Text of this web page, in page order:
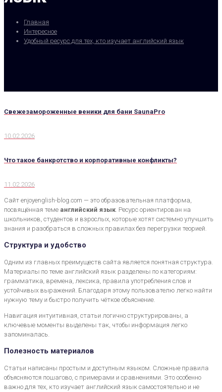
Главная
Интересное
Удобный ресурс для тех, кто изучает английский язык
Свежезамороженные веники для бани SaunaPro
10.02.2026
Что такое банкротство и корпоративные конфликты?
11.02.2026
Сайт enjoyenglish-blog.com — это образовательная платформа,
посвящённая теме английский язык. Ресурс ориентирован на
школьников, студентов и взрослых, которые хотят системно улучшить
знания и разобраться в сложных правилах без перегрузки теорией.
Структура и удобство
Одним из главных преимуществ сайта является понятная структура.
Материалы по теме английский язык разделены по категориям:
грамматика, времена, лексика, правила употребления слов и
устойчивых выражений. Благодаря этому пользователю легко найти
нужную тему и быстро получить чёткое объяснение.
Навигация интуитивная, статьи логично структурированы, а
ключевые моменты выделены так, чтобы информация легко
запоминалась.
Полезность материалов
Статьи написаны простым и доступным языком. Сложные правила
объясняются пошагово, с примерами и сравнениями. Это особенно
важно для тех, кто изучает английский язык самостоятельно и не